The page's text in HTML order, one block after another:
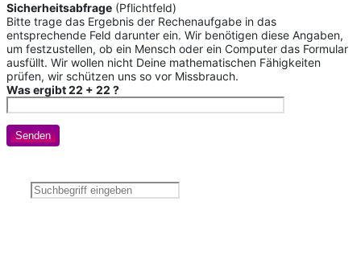
Sicherheitsabfrage (Pflichtfeld)
Bitte trage das Ergebnis der Rechenaufgabe in das
entsprechende Feld darunter ein. Wir benötigen diese Angaben,
um festzustellen, ob ein Mensch oder ein Computer das Formular
ausfüllt. Wir wollen nicht Deine mathematischen Fähigkeiten
prüfen, wir schützen uns so vor Missbrauch.
Was ergibt 22 + 22 ?